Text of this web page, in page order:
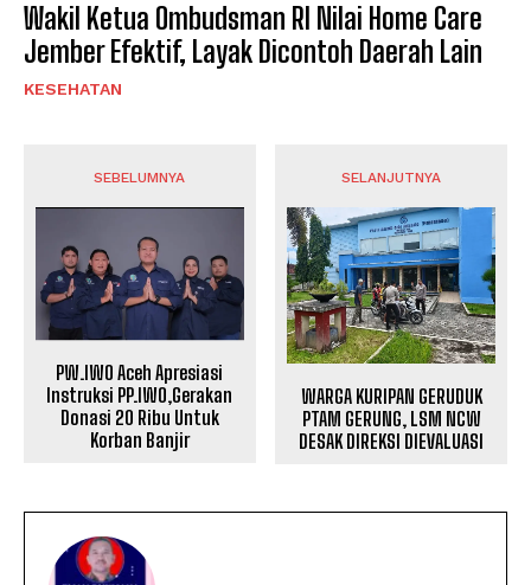
Wakil Ketua Ombudsman RI Nilai Home Care
Jember Efektif, Layak Dicontoh Daerah Lain
KESEHATAN
SEBELUMNYA
PW.IWO Aceh Apresiasi
Instruksi PP.IWO,Gerakan
Donasi 20 Ribu Untuk
Korban Banjir
SELANJUTNYA
WARGA KURIPAN GERUDUK
PTAM GERUNG, LSM NCW
DESAK DIREKSI DIEVALUASI